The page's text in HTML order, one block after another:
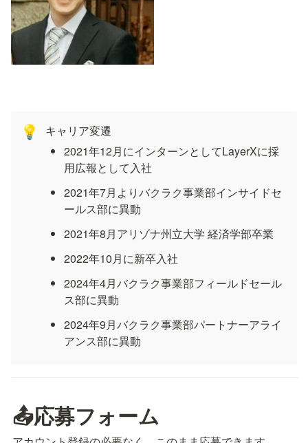
💡
キャリア変遷
2021年12月にインターンとしてLayerXに採
用広報として入社
2021年7月よりバクラク事業部インサイドセ
ールス部に異動
2021年8月アリゾナ州立大学 経済学部卒業
2022年10月に新卒入社
2024年4月バクラク事業部フィールドセール
ス部に異動
2024年9月バクラク事業部パートナーアライ
アンス部に異動
📤応募フォーム